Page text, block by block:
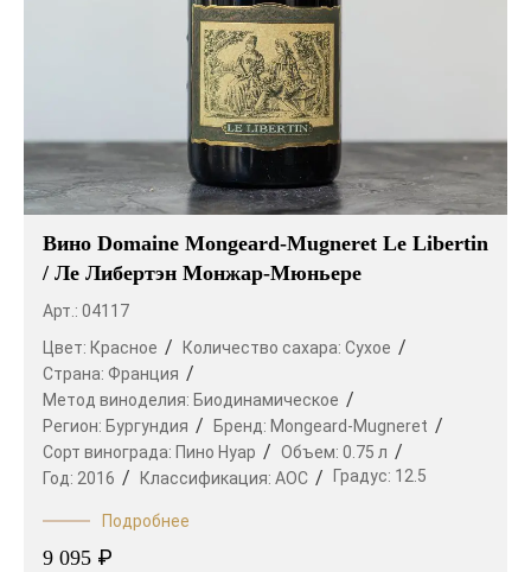
Вино Domaine Mongeard-Mugneret Le Libertin
/ Ле Либертэн Монжар-Мюньере
Арт.: 04117
Цвет: Красное Количество сахара: Сухое
Страна: Франция
Метод виноделия: Биодинамическое
Регион: Бургундия Бренд: Mongeard-Mugneret
Сорт винограда: Пино Нуар Объем: 0.75 л
Год: 2016 Классификация: AOC Градус: 12.5
Подробнее
9 095 ₽